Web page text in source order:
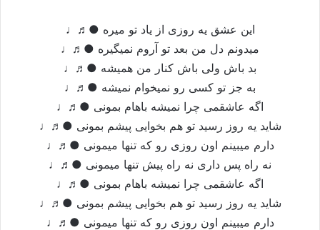
این عشق یه روزی از یاد تو میره ●♬♩
میدونم دل من بعد تو آروم نمیگیره ●♬♩
بد باش ولی باش کنار من همیشه ●♬♩
به جز تو کسی رو نمیخوام نمیشه ●♬♩
اگه عاشقمی چرا نمیشه باهام بمونی ●♬♩
شاید یه روز رسید تو هم بخوایی پیشم بمونی ●♬♩
دارم میبینم اون روزی رو که تنها میمونی ●♬♩
نه راه پس داری نه راه پیش تنها میمونی ●♬♩
اگه عاشقمی چرا نمیشه باهام بمونی ●♬♩
شاید یه روز رسید تو هم بخوایی پیشم بمونی ●♬♩
دارم میبینم اون روزی رو که تنها میمونی ●♬♩